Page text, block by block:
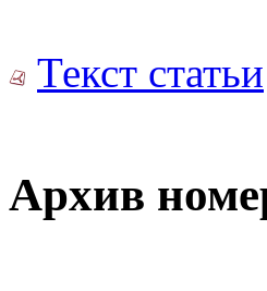
Текст статьи
Архив